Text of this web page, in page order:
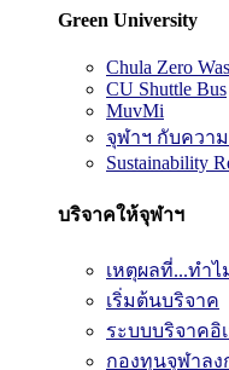
Green University
Chula Zero
CU Shuttle Bus
MuvMi
จุฬาฯ กับควา
Sustainability
บริจาคให้จุฬาฯ
เหตุผลที่...ทำ
เริ่มต้นบริจาค
ระบบบริจาคอิ
กองทุนจุฬาล